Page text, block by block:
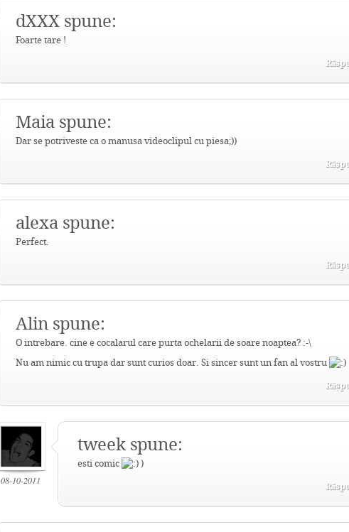
dXXX spune:
Foarte tare !
Maia spune:
Dar se potriveste ca o manusa videoclipul cu piesa;))
alexa spune:
Perfect.
Alin spune:
O intrebare. cine e cocalarul care purta ochelarii de soare noaptea? :-\
Nu am nimic cu trupa dar sunt curios doar. Si sincer sunt un fan al vostru
08-10-2011
tweek spune:
esti comic )